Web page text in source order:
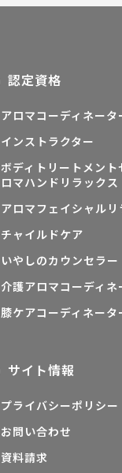
認定資格
アロマコーディネータ
インストラクター
ボディトリートメン
ロマハンドリラックス
アロマフェイシャルリ
チャイルドケア
いやしのカウンセラー
介護アロマコーディネ
膝ケアコーディネータ
サイト情報
プライバシーポリシー
お問い合わせ
資料請求